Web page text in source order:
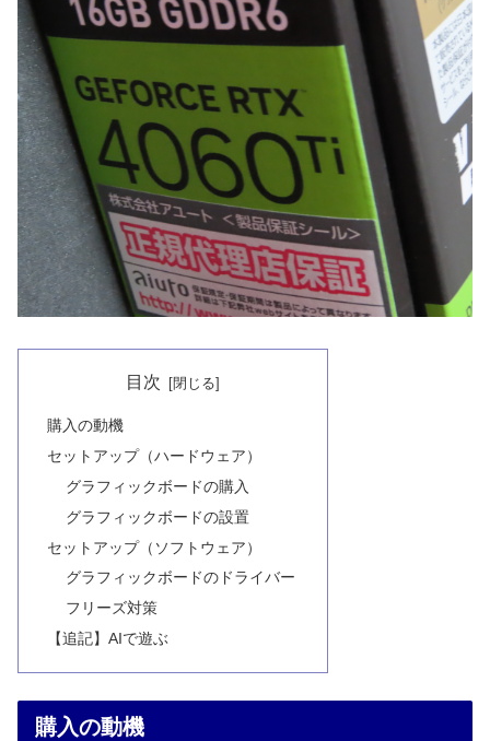
目次
購入の動機
セットアップ（ハードウェア）
グラフィックボードの購入
グラフィックボードの設置
セットアップ（ソフトウェア）
グラフィックボードのドライバー
フリーズ対策
【追記】AIで遊ぶ
購入の動機